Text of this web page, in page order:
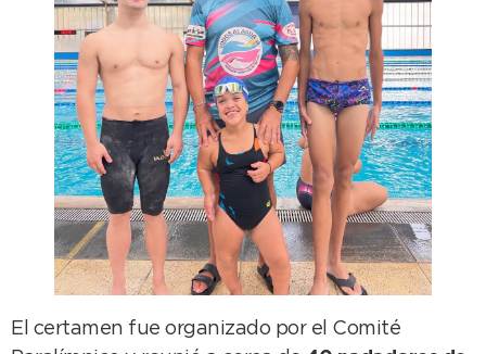
El certamen fue organizado por el Comité